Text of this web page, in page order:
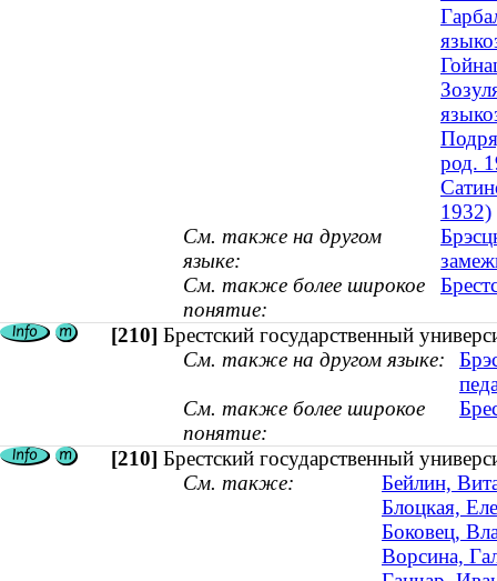
род.
1932)
См. также на другом
языке:
См. также более широкое
понятие:
[210] Брестский государственный
См. также на другом языке:
См. также более широкое
понятие:
[210] Брестский государственный
См. также:
Бейлин,
Блоцкая,
Боковец,
Ворсина,